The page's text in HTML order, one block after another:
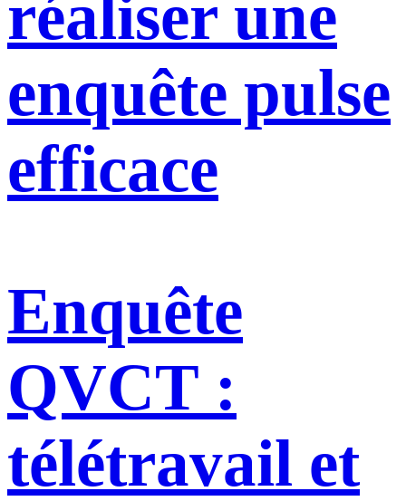
réaliser une
enquête pulse
efficace
Enquête
QVCT :
télétravail et